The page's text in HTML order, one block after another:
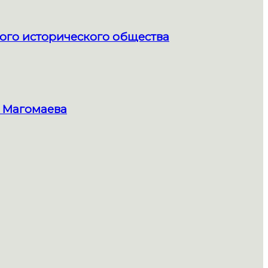
исторического общества